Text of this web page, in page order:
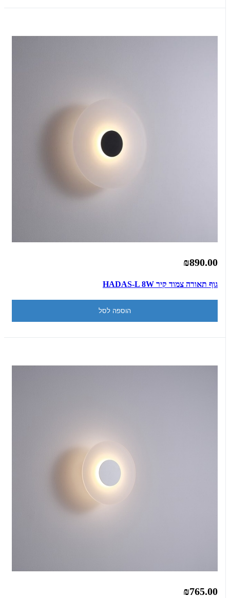
₪890.00
גוף תאורה צמוד קיר HADAS-L 8W
הוספה לסל
₪765.00